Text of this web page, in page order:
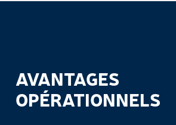
AVANTAGES
OPÉRATIONNELS